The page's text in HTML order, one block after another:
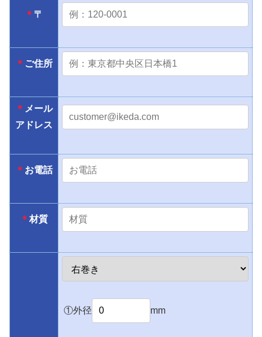
＊ 〒
＊ ご住所
＊ メール
アドレス
＊ お電話
＊ 材質
①外径 mm